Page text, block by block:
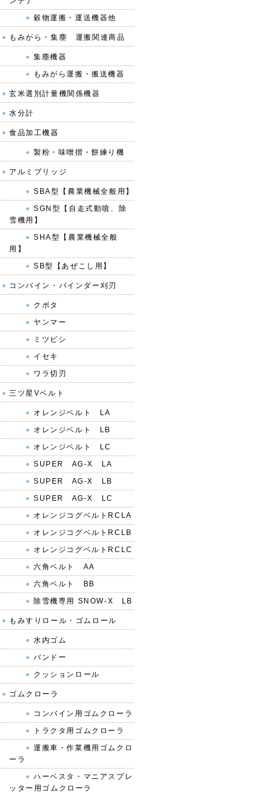
穀物運搬・運送機器他
もみがら・集塵 運搬関連商品
集塵機器
もみがら運搬・搬送機器
玄米選別計量機関係機器
水分計
食品加工機器
製粉・味噌摺・餅練り機
アルミブリッジ
SBA型【農業機械全般用】
SGN型【自走式動噴、除
雪機用】
SHA型【農業機械全般
用】
SB型【あぜこし用】
コンバイン・バインダー刈刃
クボタ
ヤンマー
ミツビシ
イセキ
ワラ切刃
三ツ星Vベルト
オレンジベルト LA
オレンジベルト LB
オレンジベルト LC
SUPER AG-X LA
SUPER AG-X LB
SUPER AG-X LC
オレンジコグベルトRCLA
オレンジコグベルトRCLB
オレンジコグベルトRCLC
六角ベルト AA
六角ベルト BB
除雪機専用 SNOW-X LB
もみすりロール・ゴムロール
水内ゴム
バンドー
クッションロール
ゴムクローラ
コンバイン用ゴムクローラ
トラクタ用ゴムクローラ
運搬車・作業機用ゴムクロ
ーラ
ハーベスタ・マニアスプレ
ッター用ゴムクローラ